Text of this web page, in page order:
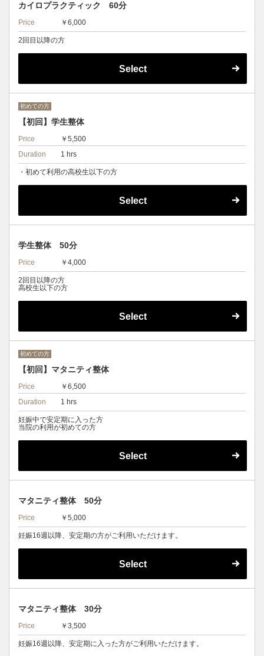
カイロプラクティック 60分
Price ￥6,000
2回目以降の方
Select
初めての方
【初回】学生整体
Price
￥5,500
Duration
1 hrs
・初めて利用の高校生以下の方
Select
学生整体 50分
Price ￥4,000
2回目以降の方
高校生以下の方
Select
初めての方
【初回】マタニティ整体
Price
￥6,500
Duration
1 hrs
妊娠中で安定期に入った方
当院の利用が初めての方
Select
マタニティ整体 50分
Price ￥5,000
妊娠16週以降、安定期の方がご利用いただけます。
Select
マタニティ整体 30分
Price ￥3,500
妊娠16週以降、安定期に入った方がご利用いただけます。